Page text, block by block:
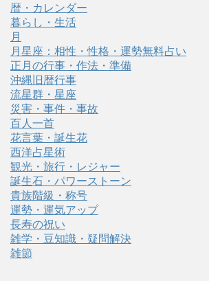
暦・カレンダー
暮らし・生活
月
月星座：相性・性格・運勢無料占い
正月の行事・作法・準備
沖縄旧暦行事
流星群・星座
災害・事件・事故
百人一首
花言葉・誕生花
西洋占星術
観光・旅行・レジャー
誕生石・パワーストーン
貴族階級・称号
運勢・運気アップ
長寿の祝い
雑学・豆知識・疑問解決
雑節